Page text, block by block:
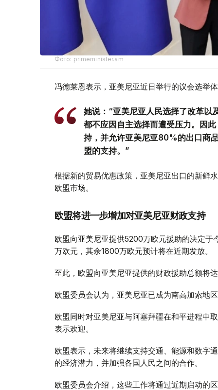
Фото: primeminister.am
冯德莱恩表示，亚美尼亚近日举行的议会选举
她说：“亚美尼亚人民选择了改革以
都不应因自主选择而遭受压力。因
持，并允许亚美尼亚80%的出口商
盟的支持。”
根据新的贸易优惠政策，亚美尼亚出口的新鲜
欧盟市场。
欧盟将进一步增加对亚美尼亚财政支持
欧盟向亚美尼亚提供5200万欧元援助的决定
万欧元，其余1800万欧元预计将在近期发放。
至此，欧盟向亚美尼亚提供的财政援助总额将
欧盟委员会认为，亚美尼亚已成为南高加索地
欧盟同时对亚美尼亚与阿塞拜疆在和平进程中
表示欢迎。
欧盟表示，未来将继续支持交通、能源和数字
的经济潜力，并加强各国人民之间的合作。
欧盟委员会介绍，这些工作将通过近期启动的